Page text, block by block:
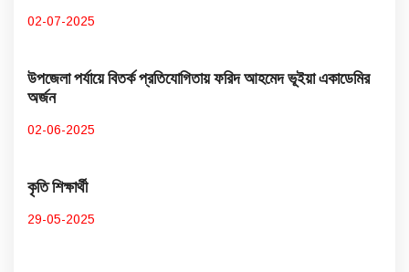
02-07-2025
উপজেলা পর্যায়ে বিতর্ক প্রতিযোগিতায় ফরিদ আহমেদ ভূইয়া একাডেমির
অর্জন
02-06-2025
কৃতি শিক্ষার্থী
29-05-2025